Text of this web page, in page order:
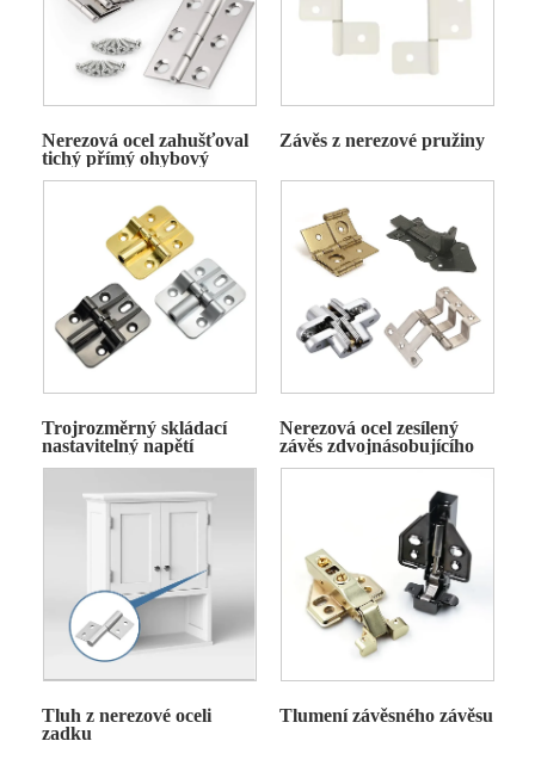
Nerezová ocel zahušťoval
tichý přímý ohybový
závěs
Závěs z nerezové pružiny
Trojrozměrný skládací
nastavitelný napětí
Nerezová ocel zesílený
závěs zdvojnásobujícího
závěs
Tluh z nerezové oceli
zadku
Tlumení závěsného závěsu